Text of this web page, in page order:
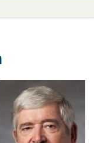
e
n
u